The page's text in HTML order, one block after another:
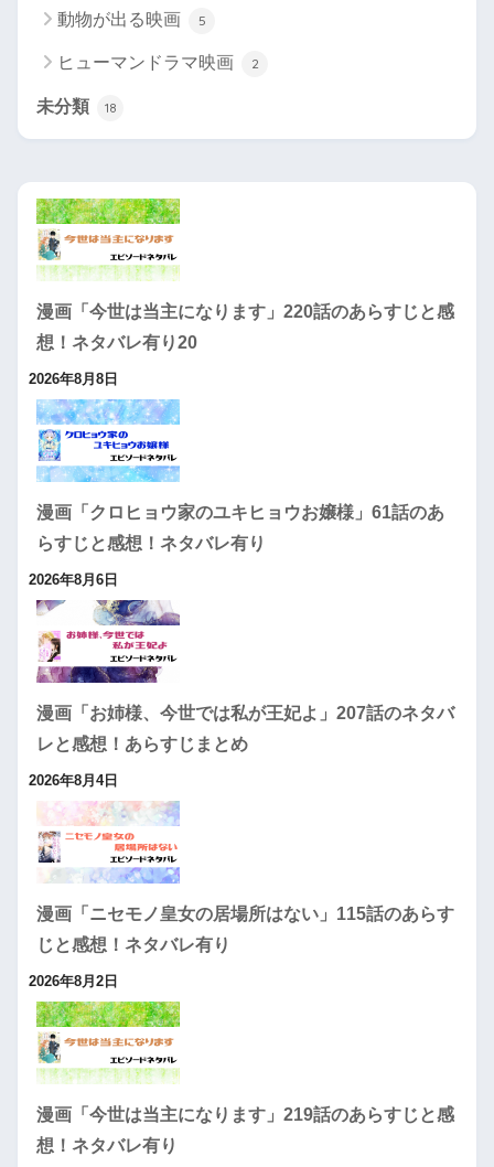
動物が出る映画 5
ヒューマンドラマ映画 2
未分類 18
漫画「今世は当主になります」220話のあらすじと感
想！ネタバレ有り20
2026年8月8日
漫画「クロヒョウ家のユキヒョウお嬢様」61話のあ
らすじと感想！ネタバレ有り
2026年8月6日
漫画「お姉様、今世では私が王妃よ」207話のネタバ
レと感想！あらすじまとめ
2026年8月4日
漫画「ニセモノ皇女の居場所はない」115話のあらす
じと感想！ネタバレ有り
2026年8月2日
漫画「今世は当主になります」219話のあらすじと感
想！ネタバレ有り